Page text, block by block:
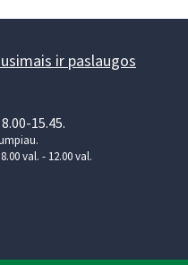
ir paslaugos
15.45.
val. - 12.00 val.